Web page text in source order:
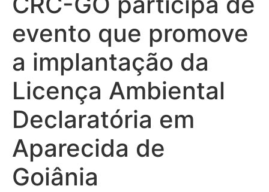
evento que promove
a implantação da
Licença Ambiental
Declaratória em
Aparecida de
Goiânia